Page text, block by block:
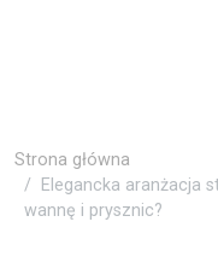
Strona główna
Elegancka aranżacja
wannę i prysznic?